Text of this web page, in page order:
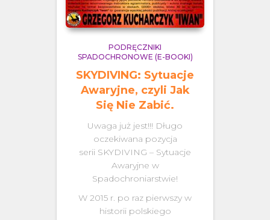
PODRĘCZNIKI
SPADOCHRONOWE (E-BOOKI)
SKYDIVING: Sytuacje
Awaryjne, czyli Jak
Się Nie Zabić.
Uwaga już jest!!! Długo
oczekiwana pozycja
serii SKYDIVING – Sytuacje
Awaryjne w
Spadochroniarstwie!
W 2015 r. po raz pierwszy w
historii polskiego